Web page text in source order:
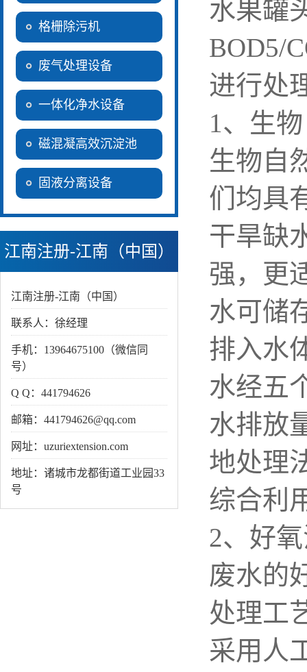
格栅除污机
废气处理设备
一体化净水设备
磁混凝高效沉淀池
固液分离设备
江南注册-江南（中国）
江南注册-江南（中国）
联系人：徐经理
手机：13964675100（微信同
号）
Q Q：441794626
邮箱：441794626@qq.com
网址：uzuriextension.com
地址：诸城市龙都街道工业园33
号
水果罐
BOD5/
进行处
1、生
生物自
们均具
干旱缺
强，更
水可储
排入水
水经五
水排放
地处理
综合利
2、好
废水的
处理工
采用人